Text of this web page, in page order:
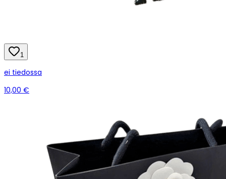
1
ei tiedossa
10,00 €